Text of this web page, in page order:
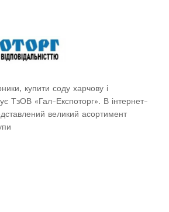
купити соду харчову і
ТзОВ «Гал-Експоторг». В інтернет-
великий асортимент